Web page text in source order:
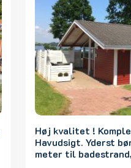
Høj kvalitet !
Havudsigt. Yderst
meter til